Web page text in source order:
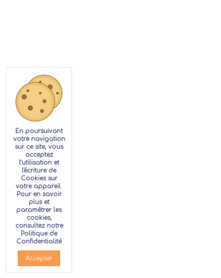
En poursuivant
votre navigation
sur ce site, vous
acceptez
l’utilisation et
l'écriture de
Cookies sur
votre appareil.
Pour en savoir
plus et
paramétrer les
cookies,
consultez notre
Politique de
Confidentialité
Accepter